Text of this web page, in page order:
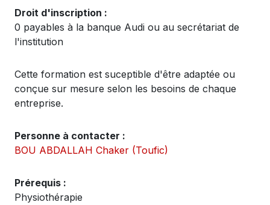
Droit d'inscription :
0 payables à la banque Audi ou au secrétariat de
l'institution
Cette formation est suceptible d'être adaptée ou
conçue sur mesure selon les besoins de chaque
entreprise.
Personne à contacter :
BOU ABDALLAH Chaker (Toufic)
Prérequis :
Physiothérapie